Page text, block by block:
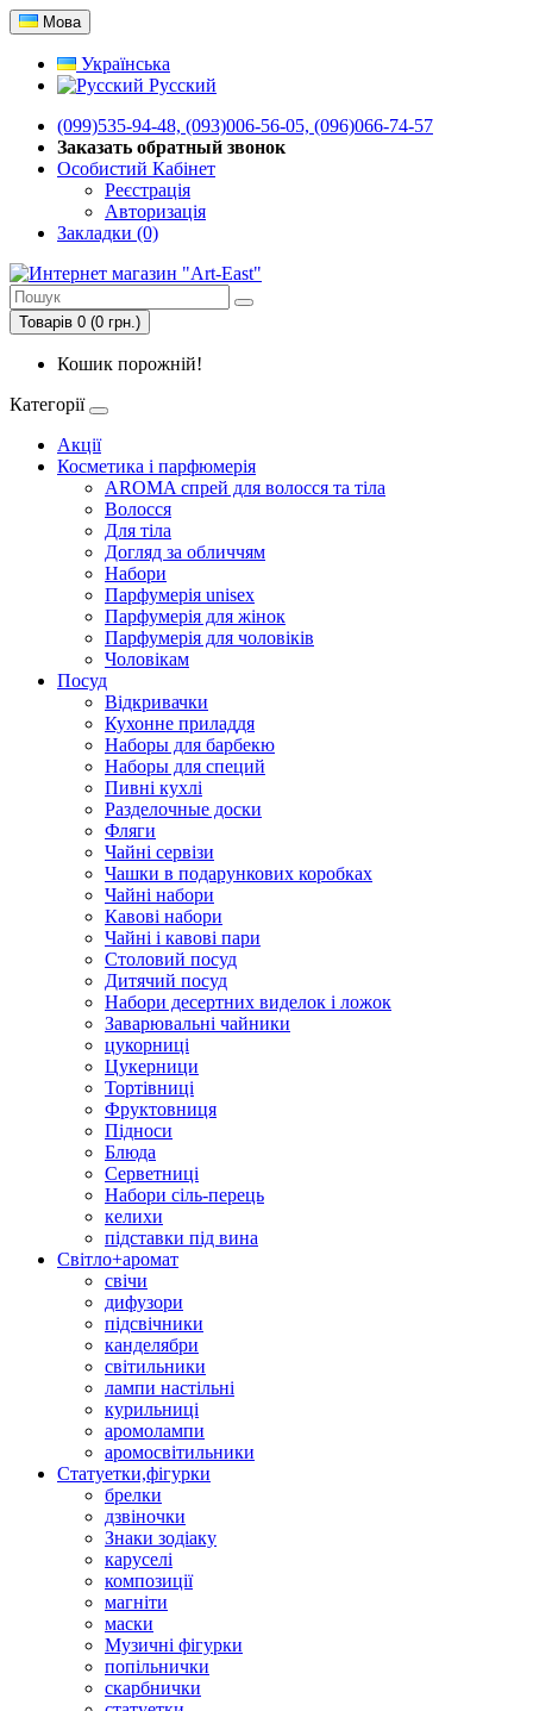
Мова
Українська
Русский
(099)535-94-48, (093)006-56-05, (096)066-74-57
Заказать обратный звонок
Особистий Кабінет
Реєстрація
Авторизація
Закладки (0)
Товарів 0 (0 грн.)
Кошик порожній!
Категорії
Акції
Косметика і парфюмерія
AROMA спрей для волосся та тіла
Волосся
Для тіла
Догляд за обличчям
Набори
Парфумерія unisex
Парфумерія для жінок
Парфумерія для чоловіків
Чоловікам
Посуд
Відкривачки
Кухонне приладдя
Наборы для барбекю
Наборы для специй
Пивні кухлі
Разделочные доски
Фляги
Чайні сервізи
Чашки в подарункових коробках
Чайні набори
Кавові набори
Чайні і кавові пари
Столовий посуд
Дитячий посуд
Набори десертних виделок і ложок
Заварювальні чайники
цукорниці
Цукерници
Тортівниці
Фруктовниця
Підноси
Блюда
Серветниці
Набори сіль-перець
келихи
підставки під вина
Світло+аромат
свічи
дифузори
підсвічники
канделябри
світильники
лампи настільні
курильниці
аромолампи
аромосвітильники
Статуетки,фігурки
брелки
дзвіночки
Знаки зодіаку
каруселі
композиції
магніти
маски
Музичні фігурки
попільнички
скарбнички